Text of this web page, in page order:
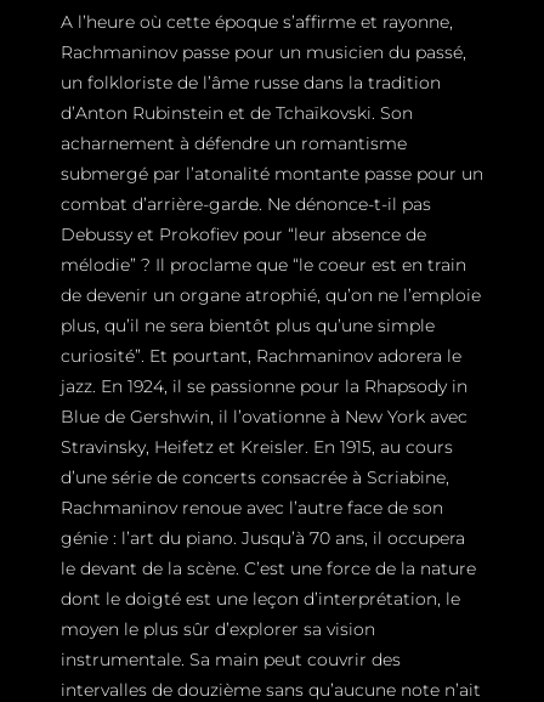
A l’heure où cette époque s’affirme et rayonne,
Rachmaninov passe pour un musicien du passé,
un folkloriste de l’âme russe dans la tradition
d’Anton Rubinstein et de Tchaïkovski. Son
acharnement à défendre un romantisme
submergé par l’atonalité montante passe pour un
combat d’arrière-garde. Ne dénonce-t-il pas
Debussy et Prokofiev pour “leur absence de
mélodie” ? Il proclame que “le coeur est en train
de devenir un organe atrophié, qu’on ne l’emploie
plus, qu’il ne sera bientôt plus qu’une simple
curiosité”. Et pourtant, Rachmaninov adorera le
jazz. En 1924, il se passionne pour la Rhapsody in
Blue de Gershwin, il l’ovationne à New York avec
Stravinsky, Heifetz et Kreisler. En 1915, au cours
d’une série de concerts consacrée à Scriabine,
Rachmaninov renoue avec l’autre face de son
génie : l’art du piano. Jusqu’à 70 ans, il occupera
le devant de la scène. C’est une force de la nature
dont le doigté est une leçon d’interprétation, le
moyen le plus sûr d’explorer sa vision
instrumentale. Sa main peut couvrir des
intervalles de douzième sans qu’aucune note n’ait